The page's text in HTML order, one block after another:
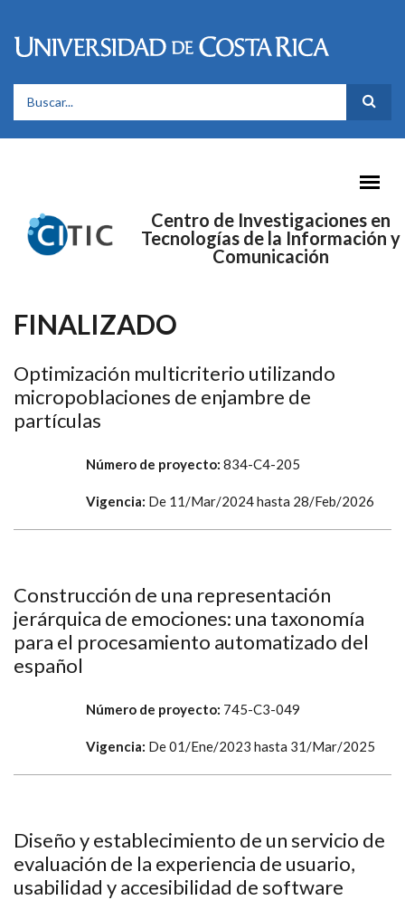
FORMULARIO DE BÚSQUEDA
Centro de Investigaciones en
Tecnologías de la Información y
Comunicación
FINALIZADO
Optimización multicriterio utilizando
micropoblaciones de enjambre de
partículas
Número de proyecto: 834-C4-205
Vigencia: De 11/Mar/2024hasta 28/Feb/2026
Construcción de una representación
jerárquica de emociones: una taxonomía
para el procesamiento automatizado del
español
Número de proyecto: 745-C3-049
Vigencia: De01/Ene/2023 hasta 31/Mar/2025
Diseño y establecimiento de un servicio de
evaluación de la experiencia de usuario,
usabilidad y accesibilidad de software